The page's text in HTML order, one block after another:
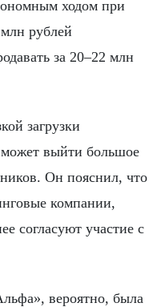
ходом при
рублей
за 20–22 млн
загрузки
выйти большое
Он пояснил, что
компании,
согласуют участие с
вероятно, была